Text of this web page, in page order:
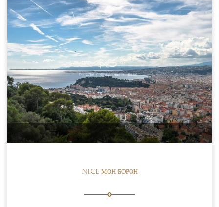
NICE МОН БОРОН